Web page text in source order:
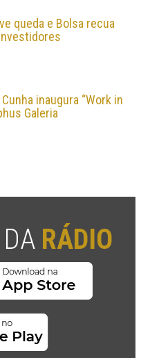
queda e Bolsa recua
inaugura “Work in
Galeria
RÁDIO